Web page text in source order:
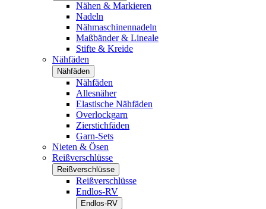
Nähen & Markieren
Nadeln
Nähmaschinennadeln
Maßbänder & Lineale
Stifte & Kreide
Nähfäden
Nähfäden
Nähfäden
Allesnäher
Elastische Nähfäden
Overlockgarn
Zierstichfäden
Garn-Sets
Nieten & Ösen
Reißverschlüsse
Reißverschlüsse
Reißverschlüsse
Endlos-RV
Endlos-RV